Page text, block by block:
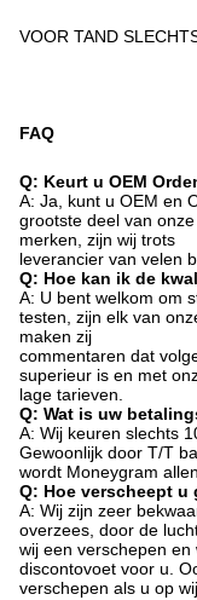
VOOR TAND
FAQ
Q: Keurt u OEM
A: Ja, kunt u OEM en
grootste deel van
merken, zijn wij trots
leverancier van velen
Q: Hoe kan ik de
A: U bent welkom om
testen, zijn elk van
maken zij
commentaren dat
superieur is en met
lage tarieven.
Q: Wat is uw
A: Wij keuren slechts
Gewoonlijk door T/T
wordt Moneygram
Q: Hoe verscheept u
A: Wij zijn zeer
overzees, door de
wij een verschepen
discontovoet voor u.
verschepen als u op